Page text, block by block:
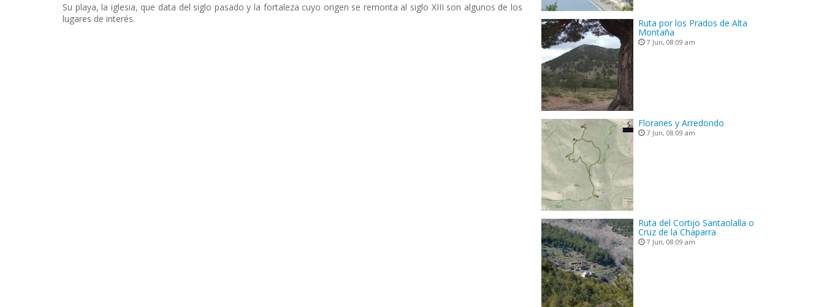
Su playa, la iglesia, que data del siglo pasado y la fortaleza cuyo origen se remonta al siglo XIII son algunos de los
lugares de interés.
Ruta por los Prados de Alta
Montaña
7 Jun, 08:09 am
Floranes y Arredondo
7 Jun, 08:09 am
Ruta del Cortijo Santaolalla o
Cruz de la Chaparra
7 Jun, 08:09 am